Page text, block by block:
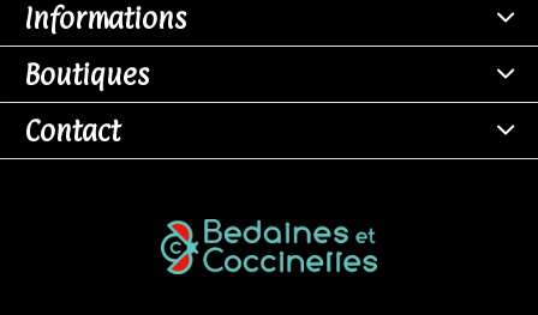
Informations
Boutiques
Contact